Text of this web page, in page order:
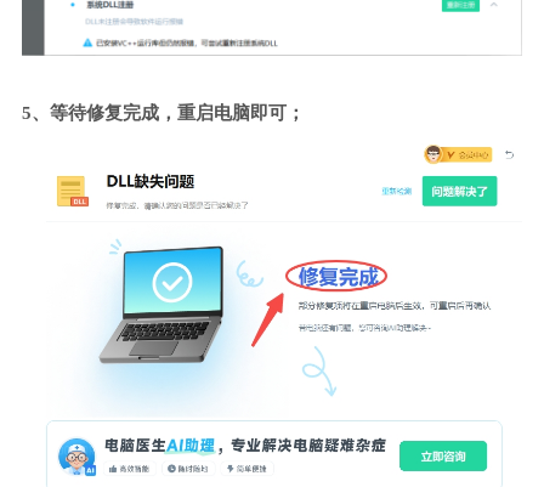
5、等待修复完成，重启电脑即可；